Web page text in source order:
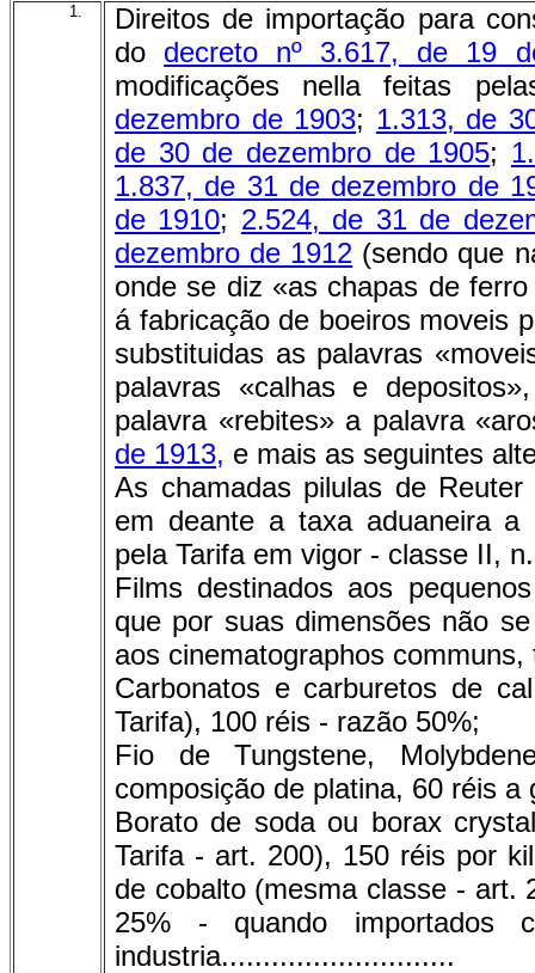
1.
Direitos de importação para
do decreto nº 3.617, de 19
modificações nella feitas
dezembro de 1903; 1.313, de
de 30 de dezembro de 1905;
1.837, de 31 de dezembro de
de 1910; 2.524, de 31 de
dezembro de 1912 (sendo que
onde se diz «as chapas de
á fabricação de boeiros moveis
substituidas as palavras
palavras «calhas e
palavra «rebites» a palavra
de 1913, e mais as seguintes
As chamadas pilulas de
em deante a taxa aduaneira
pela Tarifa em vigor - classe II,
Films destinados aos
que por suas dimensões não
aos cinematographos
Carbonatos e carburetos de
Tarifa), 100 réis - razão 50%;
Fio de Tungstene,
composição de platina, 60 réis a
Borato de soda ou borax
Tarifa - art. 200), 150 réis por
de cobalto (mesma classe - art.
25% - quando importados
industria............................